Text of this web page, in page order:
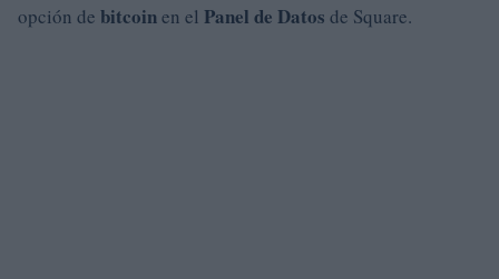
opción de bitcoinen el Panel de Datos de Square.